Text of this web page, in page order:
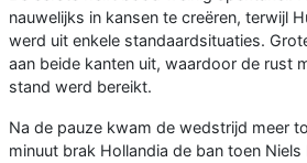
nauwelijks in kansen te creëren, terwijl
werd uit enkele standaardsituaties.
aan beide kanten uit, waardoor de rust
stand werd bereikt.
Na de pauze kwam de wedstrijd meer
minuut brak Hollandia de ban toen